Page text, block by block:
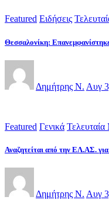
Featured Ειδήσεις
Θεσσαλονίκη:
Δημήτρης Ν. Αυγ
Featured Γενικά
Αναζητείται από την ΕΛ.ΑΣ.
Δημήτρης Ν. Αυγ